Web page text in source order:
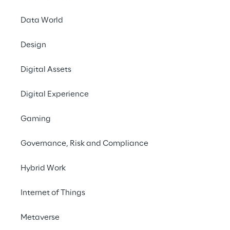
Data World
Design
Digital Assets
Digital Experience
Gaming
Governance, Risk and Compliance
Hybrid Work
Internet of Things
Metaverse